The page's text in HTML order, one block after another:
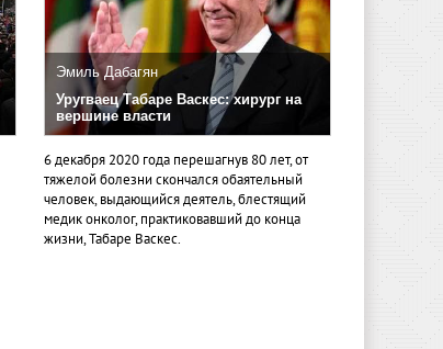
Эмиль Дабагян
Уругваец Табаре Васкес: хирург на
вершине власти
6 декабря 2020 года перешагнув 80 лет, от
тяжелой болезни скончался обаятельный
человек, выдающийся деятель, блестящий
медик онколог, практиковавший до конца
жизни, Табаре Васкес.